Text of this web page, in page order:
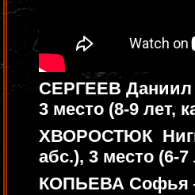
СЕРГЕЕВ Даниил
3 место (8-9 лет,
ХВОРОСТЮК
абс.), 3 место (6-7
КОПЬЕВА Софья